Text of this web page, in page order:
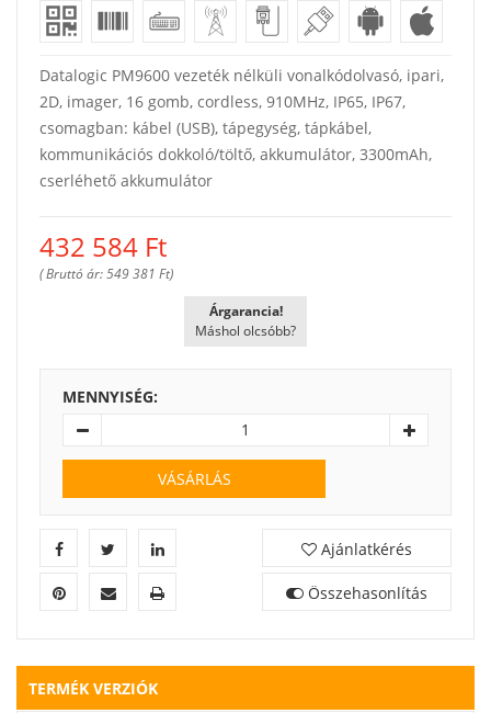
Datalogic PM9600 vezeték nélküli vonalkódolvasó, ipari,
2D, imager, 16 gomb, cordless, 910MHz, IP65, IP67,
csomagban: kábel (USB), tápegység, tápkábel,
kommunikációs dokkoló/töltő, akkumulátor, 3300mAh,
cserléhető akkumulátor
432 584 Ft
( Bruttó ár: 549 381 Ft)
Árgarancia!
Máshol olcsóbb?
MENNYISÉG:
VÁSÁRLÁS
Ajánlatkérés
Összehasonlítás
TERMÉK VERZIÓK